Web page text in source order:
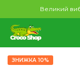
Великий
ЗНИЖКА 10%